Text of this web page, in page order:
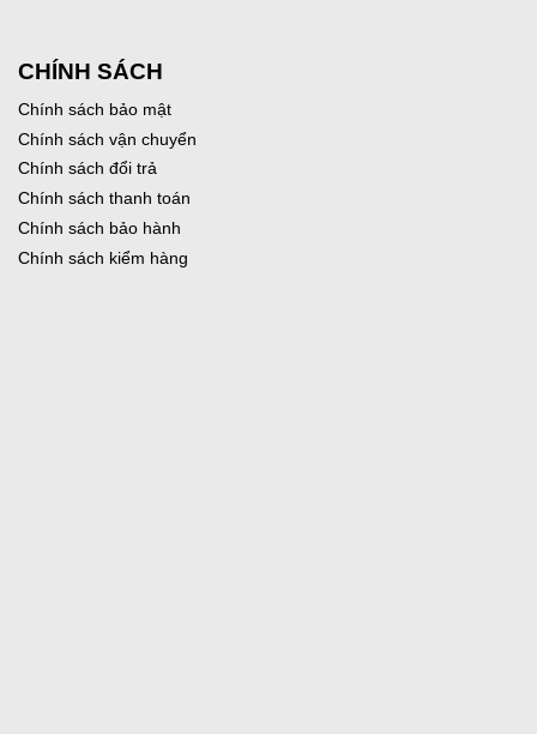
CHÍNH SÁCH
Chính sách bảo mật
Chính sách vận chuyển
Chính sách đổi trả
Chính sách thanh toán
Chính sách bảo hành
Chính sách kiểm hàng